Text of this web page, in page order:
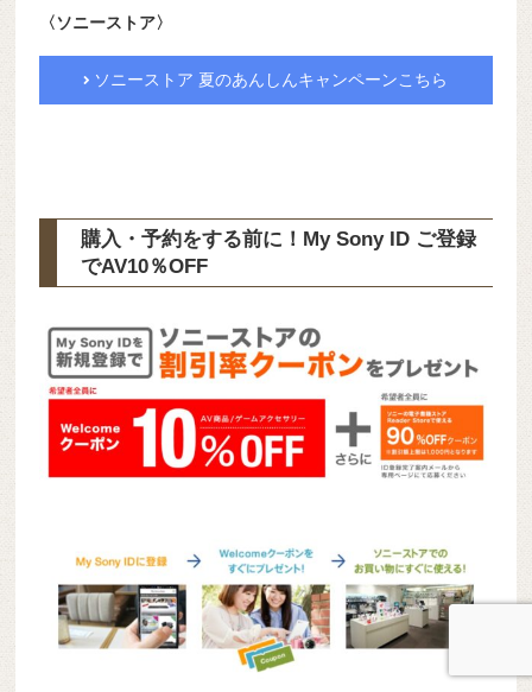
〈ソニーストア〉
ソニーストア 夏のあんしんキャンペーンこちら
購入・予約をする前に！My Sony ID ご登録
でAV10％OFF